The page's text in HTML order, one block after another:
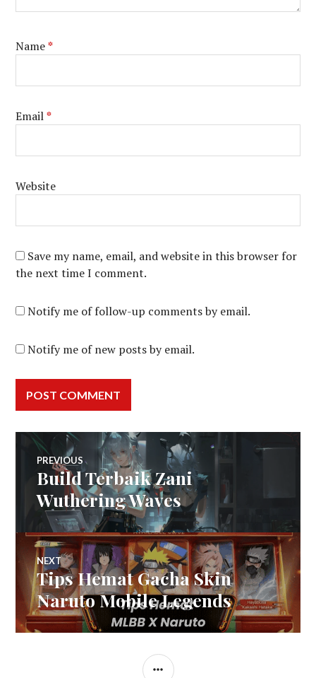
Name*
Email*
Website
Save my name, email, and website in this browser for
the next time I comment.
Notify me of follow-up comments by email.
Notify me of new posts by email.
Post
navigation
PREVIOUS
Previous
post:
Build Terbaik Zani
Wuthering Waves
NEXT
Next
post:
Tips Hemat Gacha Skin
Naruto Mobile Legends
SIDEBAR